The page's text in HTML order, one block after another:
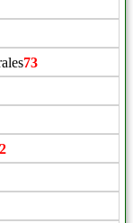
73
2